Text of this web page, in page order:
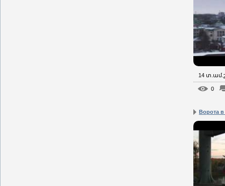
14
0
Ворота